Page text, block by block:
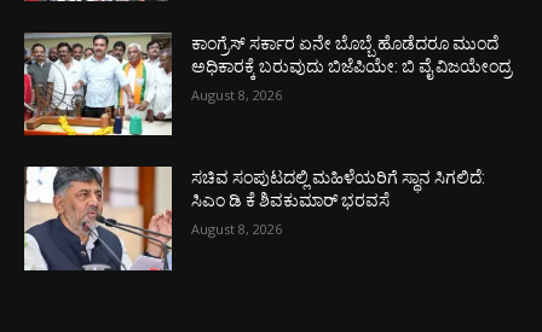
ಕಾಂಗ್ರೆಸ್ ಸರ್ಕಾರ ಏನೇ ಬೊಬ್ಬೆ ಹೊಡೆದರೂ ಮುಂದೆ
ಅಧಿಕಾರಕ್ಕೆ ಬರುವುದು ಬಿಜೆಪಿಯೇ: ಬಿ ವೈ ವಿಜಯೇಂದ್ರ
August 8, 2026
ಸಚಿವ ಸಂಪುಟದಲ್ಲಿ ಮಹಿಳೆಯರಿಗೆ ಸ್ಥಾನ ಸಿಗಲಿದೆ:
ಸಿಎಂ ಡಿ ಕೆ ಶಿವಕುಮಾರ್ ಭರವಸೆ
August 8, 2026